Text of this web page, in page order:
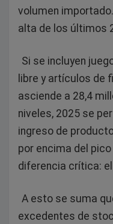
volumen
alta de los últimos
Si se incluyen
libre y artículos de
asciende a 28,4
niveles, 2025 se
ingreso de
por encima del
diferencia crítica:
A esto se suma
excedentes de